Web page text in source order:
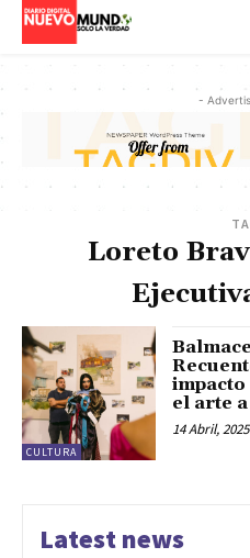
-
Loreto
CULTURA
el arte
14 Abril, 2025
Latest news